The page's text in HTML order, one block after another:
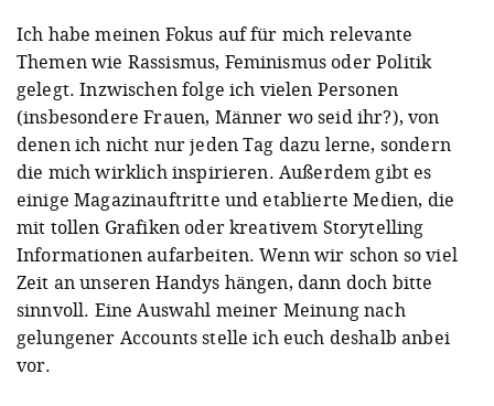
Ich habe meinen Fokus auf für mich relevante
Themen wie Rassismus, Feminismus oder Politik
gelegt. Inzwischen folge ich vielen Personen
(insbesondere Frauen, Männer wo seid ihr?), von
denen ich nicht nur jeden Tag dazu lerne, sondern
die mich wirklich inspirieren. Außerdem gibt es
einige Magazinauftritte und etablierte Medien, die
mit tollen Grafiken oder kreativem Storytelling
Informationen aufarbeiten. Wenn wir schon so viel
Zeit an unseren Handys hängen, dann doch bitte
sinnvoll. Eine Auswahl meiner Meinung nach
gelungener Accounts stelle ich euch deshalb anbei
vor.